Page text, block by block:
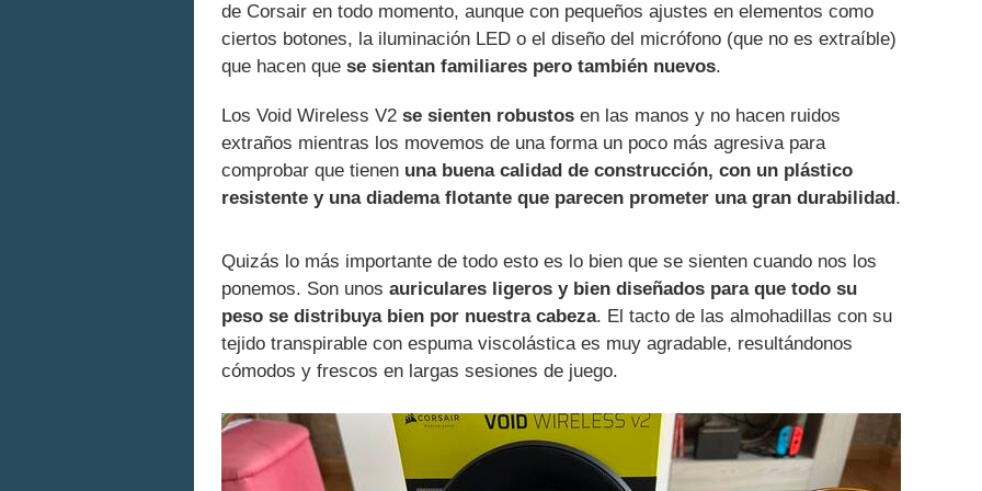
de Corsair en todo momento, aunque con pequeños ajustes en elementos como
ciertos botones, la iluminación LED o el diseño del micrófono (que no es extraíble)
que hacen que se sientan familiares pero también nuevos.
Los Void Wireless V2 se sienten robustos en las manos y no hacen ruidos
extraños mientras los movemos de una forma un poco más agresiva para
comprobar que tienen una buena calidad de construcción, con un plástico
resistente y una diadema flotante que parecen prometer una gran durabilidad.
Quizás lo más importante de todo esto es lo bien que se sienten cuando nos los
ponemos. Son unos auriculares ligeros y bien diseñados para que todo su
peso se distribuya bien por nuestra cabeza. El tacto de las almohadillas con su
tejido transpirable con espuma viscolástica es muy agradable, resultándonos
cómodos y frescos en largas sesiones de juego.